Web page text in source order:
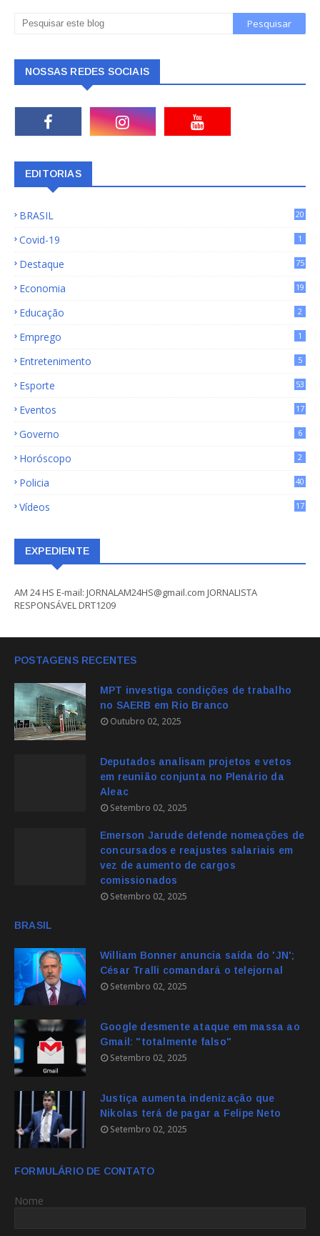
NOSSAS REDES SOCIAIS
EDITORIAS
BRASIL
20
Covid-19 1
Destaque
75
Economia
19
Educação 2
Emprego 1
Entretenimento 5
Esporte 53
Eventos 17
Governo 6
Horóscopo 2
Policia 40
Vídeos 17
EXPEDIENTE
AM 24 HS E-mail: JORNALAM24HS@gmail.com JORNALISTA
RESPONSÁVEL DRT1209
POSTAGENS RECENTES
MPT investiga condições de trabalho
no SAERB em Rio Branco
Outubro 02, 2025
Deputados analisam projetos e vetos
em reunião conjunta no Plenário da
Aleac
Setembro 02, 2025
Emerson Jarude defende nomeações de
concursados e reajustes salariais em
vez de aumento de cargos
comissionados
Setembro 02, 2025
BRASIL
William Bonner anuncia saída do 'JN';
César Tralli comandará o telejornal
Setembro 02, 2025
Google desmente ataque em massa ao
Gmail: "totalmente falso"
Setembro 02, 2025
Justiça aumenta indenização que
Nikolas terá de pagar a Felipe Neto
Setembro 02, 2025
FORMULÁRIO DE CONTATO
Nome